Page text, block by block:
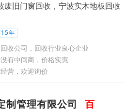
废旧门窗回收，宁波实木地板回收
年
收公司，回收行业良心企业
有中间商，价格实惠
营，欢迎询价
制管理有限公司 百